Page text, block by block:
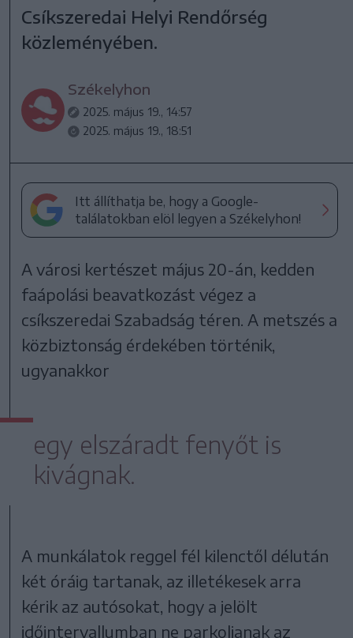
Csíkszeredai Helyi Rendőrség
közleményében.
Székelyhon
2025. május 19., 14:57
2025. május 19., 18:51
Itt állíthatja be, hogy a Google-
találatokban elöl legyen a Székelyhon!
A városi kertészet május 20-án, kedden
faápolási beavatkozást végez a
csíkszeredai Szabadság téren. A metszés a
közbiztonság érdekében történik,
ugyanakkor
egy elszáradt fenyőt is
kivágnak.
A munkálatok reggel fél kilenctől délután
két óráig tartanak, az illetékesek arra
kérik az autósokat, hogy a jelölt
időintervallumban ne parkoljanak az